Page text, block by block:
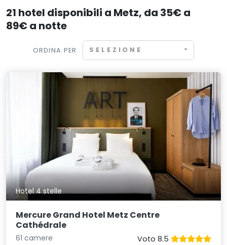
21 hotel disponibili a Metz, da 35€ a
89€ a notte
ORDINA PER SELEZIONE
Hotel 4 stelle
Mercure Grand Hotel Metz Centre
Cathédrale
61 camere
Voto 8.5